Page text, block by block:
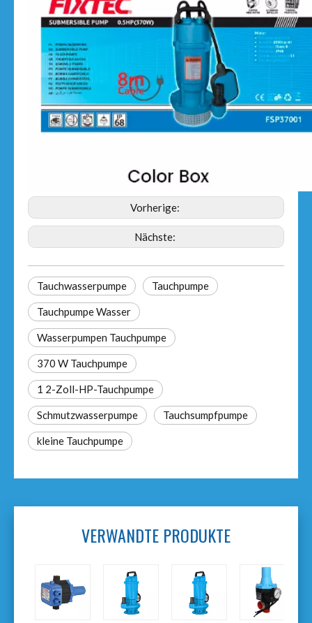
Vorherige:
Nächste:
Tauchwasserpumpe Tauchpumpe
Tauchpumpe Wasser
Wasserpumpen Tauchpumpe
370 W Tauchpumpe
1 2-Zoll-HP-Tauchpumpe
Schmutzwasserpumpe Tauchsumpfpumpe
kleine Tauchpumpe
VERWANDTE PRODUKTE